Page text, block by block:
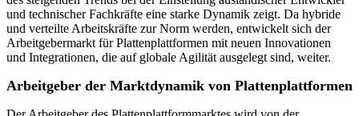
und technischer Fachkräfte eine starke Dynamik zeigt. Da hybride
und verteilte Arbeitskräfte zur Norm werden, entwickelt sich der
Arbeitgebermarkt für Plattenplattformen mit neuen Innovationen
und Integrationen, die auf globale Agilität ausgelegt sind, weiter.
Arbeitgeber der Marktdynamik von Plattenplattformen